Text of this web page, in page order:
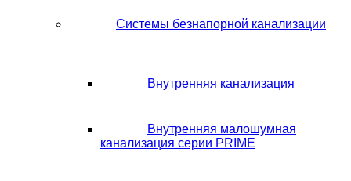
Системы безнапорной канализации
Внутренняя канализация
Внутренняя малошумная
канализация серии PRIME